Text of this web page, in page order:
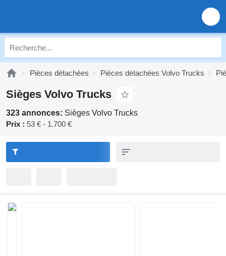
Pièces détachées Pièces détachées Volvo Trucks
Sièges Volvo Trucks
323 annonces: Sièges Volvo Trucks
Prix : 53 € - 1.700 €